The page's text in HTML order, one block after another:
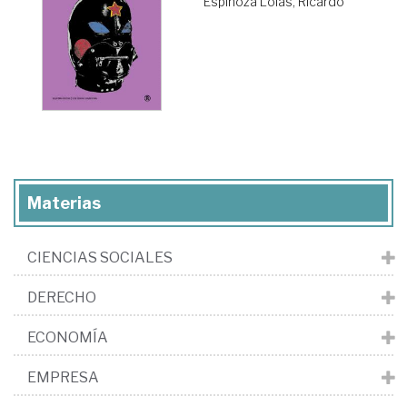
Materias
CIENCIAS SOCIALES
DERECHO
ECONOMÍA
EMPRESA